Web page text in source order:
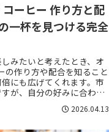
ーヒー 作り方と配
一杯を見つける完全
みたいと考えたとき、オ
の作り方や配合を知ること
にも広げてくれます。市
が、自分の好みに合わせ
作業は、まさにコー...2026.04.13